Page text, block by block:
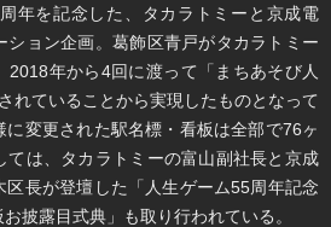
年を記念した、タカラトミーと京成電
ション企画。葛飾区青戸がタカラトミー
2018年から4回に渡って「まちあそび人
れていることから実現したものとなって
変更された駅名標・看板は全部で76ヶ
ては、タカラトミーの富山副社長と京成
長が登壇した「人生ゲーム55周年記念
披露目式典」も取り行われている。